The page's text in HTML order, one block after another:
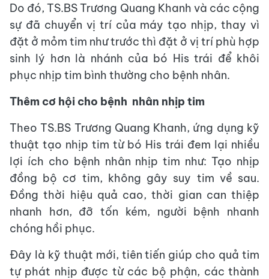
Do đó, TS.BS Trương Quang Khanh và các cộng
sự đã chuyển vị trí của máy tạo nhịp, thay vì
đặt ở mỏm tim như trước thì đặt ở vị trí phù hợp
sinh lý hơn là nhánh của bó His trái để khôi
phục nhịp tim bình thường cho bệnh nhân.
Thêm cơ hội cho bệnh nhân nhịp tim
Theo TS.BS Trương Quang Khanh, ứng dụng kỹ
thuật tạo nhịp tim từ bó His trái đem lại nhiều
lợi ích cho bệnh nhân nhịp tim như: Tạo nhịp
đồng bộ cơ tim, không gây suy tim về sau.
Đồng thời hiệu quả cao, thời gian can thiệp
nhanh hơn, đỡ tốn kém, người bệnh nhanh
chóng hồi phục.
Đây là kỹ thuật mới, tiên tiến giúp cho quả tim
tự phát nhịp được từ các bộ phận, các thành